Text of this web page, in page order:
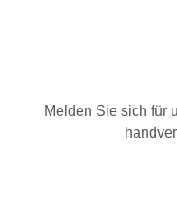
Melden Sie sich für